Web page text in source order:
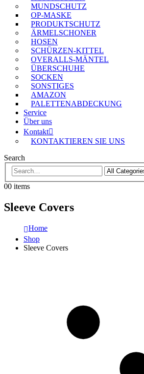
MUNDSCHUTZ
OP-MASKE
PRODUKTSCHUTZ
ÄRMELSCHONER
HOSEN
SCHÜRZEN-KITTEL
OVERALLS-MÄNTEL
ÜBERSCHUHE
SOCKEN
SONSTIGES
AMAZON
PALETTENABDECKUNG
Service
Über uns
Kontakt
KONTAKTIEREN SIE UNS
Search
00 items
Sleeve Covers
Home
Shop
Sleeve Covers